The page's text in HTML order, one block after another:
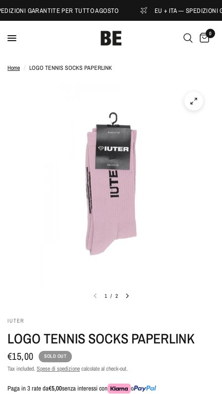
GARANTITE PER TUTTO AGOSTO EU + ITA — SPEDIZIONI
0
Home / LOGO TENNIS SOCKS PAPERLINK
1 / 2
IUTER
LOGO TENNIS SOCKS PAPERLINK
€15,00 SOLD OUT
Tax included. Spese di spedizionecalcolate al check-out.
Paga in 3 rate da€5,00senza interessi con
o